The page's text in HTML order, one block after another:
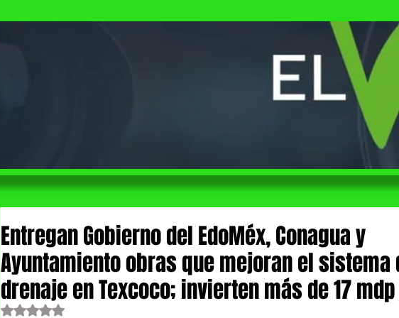
Entregan Gobierno del EdoMéx, Conagua y
Ayuntamiento obras que mejoran el sistema
drenaje en Texcoco; invierten más de 17 mdp
Obtuvo NaN de 5 estrellas.